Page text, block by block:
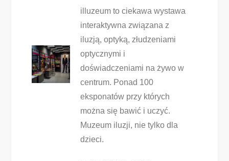
illuzeum to ciekawa wystawa
interaktywna związana z
iluzją, optyką, złudzeniami
optycznymi i
doświadczeniami na żywo w
centrum. Ponad 100
eksponatów przy których
można się bawić i uczyć.
Muzeum iluzji, nie tylko dla
dzieci.